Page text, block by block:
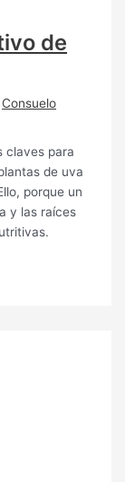
de
Consuelo
claves para
de uva
porque un
y las raíces